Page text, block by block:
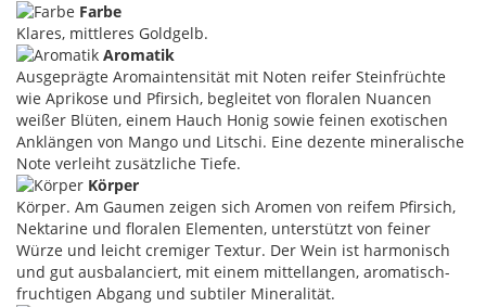
Farbe
Klares, mittleres Goldgelb.
Aromatik
Ausgeprägte Aromaintensität mit Noten reifer Steinfrüchte
wie Aprikose und Pfirsich, begleitet von floralen Nuancen
weißer Blüten, einem Hauch Honig sowie feinen exotischen
Anklängen von Mango und Litschi. Eine dezente mineralische
Note verleiht zusätzliche Tiefe.
Körper
Körper. Am Gaumen zeigen sich Aromen von reifem Pfirsich,
Nektarine und floralen Elementen, unterstützt von feiner
Würze und leicht cremiger Textur. Der Wein ist harmonisch
und gut ausbalanciert, mit einem mittellangen, aromatisch-
fruchtigen Abgang und subtiler Mineralität.